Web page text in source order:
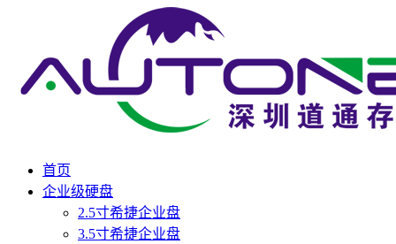
首页
企业级硬盘
2.5寸希捷企业盘
3.5寸希捷企业盘